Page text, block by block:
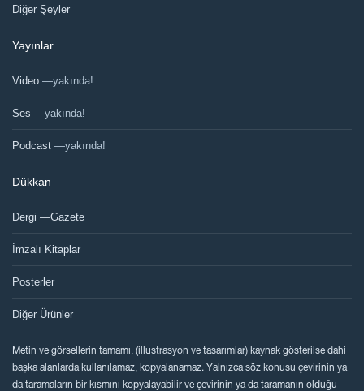
Diğer Şeyler
Yayınlar
Video —yakında!
Ses —yakında!
Podcast —yakında!
Dükkan
Dergi —Gazete
İmzalı Kitaplar
Posterler
Diğer Ürünler
Metin ve görsellerin tamamı, (illustrasyon ve tasarımlar) kaynak gösterilse dahi
başka alanlarda kullanılamaz, kopyalanamaz. Yalnızca söz konusu çevirinin ya
da taramaların bir kısmını kopyalayabilir ve çevirinin ya da taramanın olduğu